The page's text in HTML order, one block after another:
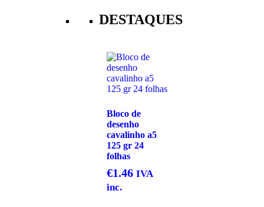
DESTAQUES
Bloco de
desenho
cavalinho a5
125 gr 24
folhas
€1.46 IVA
inc.